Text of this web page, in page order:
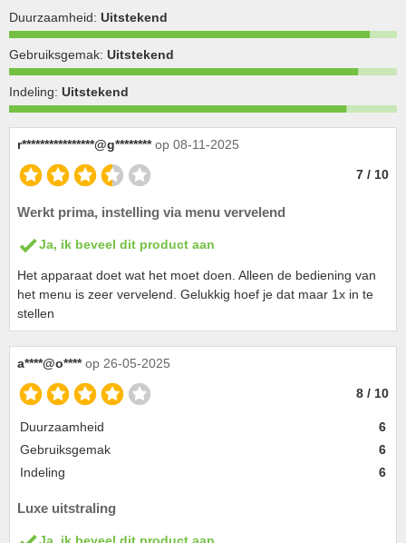
Duurzaamheid: Uitstekend
Gebruiksgemak: Uitstekend
Indeling: Uitstekend
r****************@g******** op 08-11-2025
7 / 10
Werkt prima, instelling via menu vervelend
Ja, ik beveel dit product aan
Het apparaat doet wat het moet doen. Alleen de bediening van
het menu is zeer vervelend. Gelukkig hoef je dat maar 1x in te
stellen
a****@o**** op 26-05-2025
8 / 10
Duurzaamheid
6
Gebruiksgemak
6
Indeling
6
Luxe uitstraling